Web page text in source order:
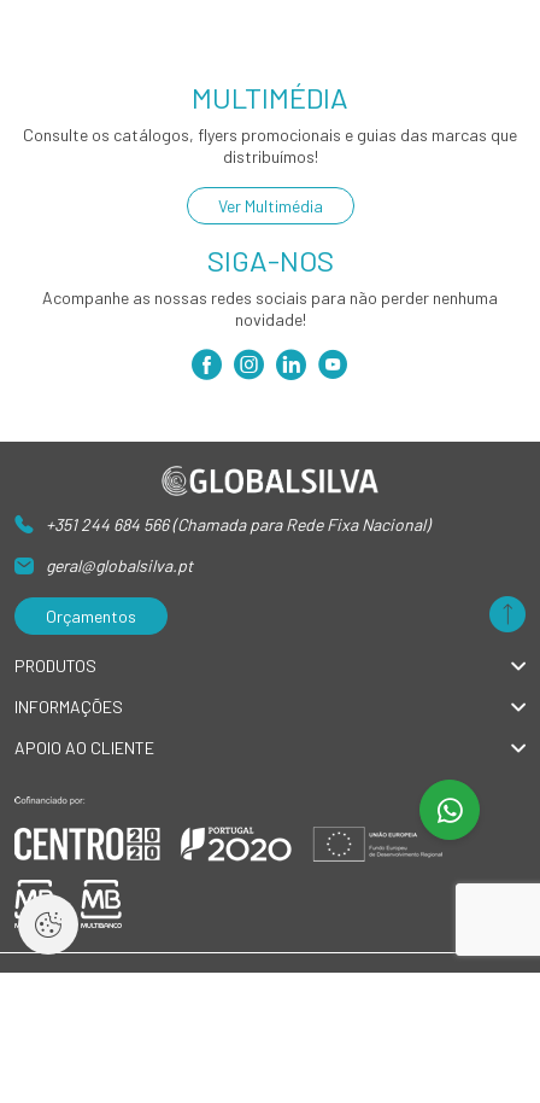
MULTIMÉDIA
Consulte os catálogos, flyers promocionais e guias das marcas que
distribuímos!
Ver Multimédia
SIGA-NOS
Acompanhe as nossas redes sociais para não perder nenhuma
novidade!
+351 244 684 566 (Chamada para Rede Fixa Nacional)
geral@globalsilva.pt
Orçamentos
PRODUTOS
INFORMAÇÕES
APOIO AO CLIENTE